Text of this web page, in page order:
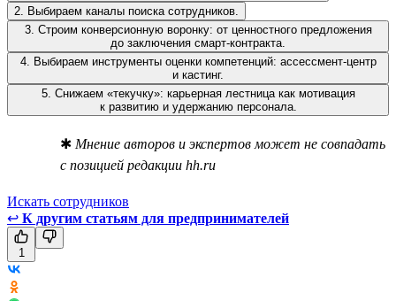
2. Выбираем каналы поиска сотрудников.
3. Строим конверсионную воронку: от ценностного предложения
до заключения смарт-контракта.
4. Выбираем инструменты оценки компетенций: ассессмент-центр
и кастинг.
5. Снижаем «текучку»: карьерная лестница как мотивация
к развитию и удержанию персонала.
✱ Мнение авторов и экспертов может не совпадать
с позицией редакции hh.ru
Искать сотрудников
↩ К другим статьям для предпринимателей
1